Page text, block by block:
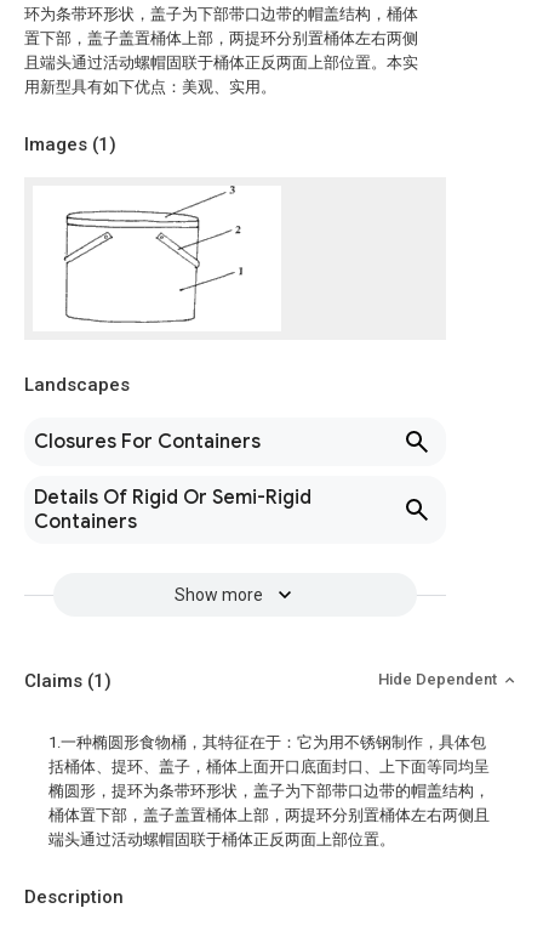
环为条带环形状，盖子为下部带口边带的帽盖结构，桶体
置下部，盖子盖置桶体上部，两提环分别置桶体左右两侧
且端头通过活动螺帽固联于桶体正反两面上部位置。本实
用新型具有如下优点：美观、实用。
Images (1)
Landscapes
Closures For Containers
Details Of Rigid Or Semi-Rigid
Containers
Show more
Description
Claims (1) Hide Dependent
1.一种椭圆形食物桶，其特征在于：它为用不锈钢制作，具体包
括桶体、提环、盖子，桶体上面开口底面封口、上下面等同均呈
椭圆形，提环为条带环形状，盖子为下部带口边带的帽盖结构，
桶体置下部，盖子盖置桶体上部，两提环分别置桶体左右两侧且
端头通过活动螺帽固联于桶体正反两面上部位置。